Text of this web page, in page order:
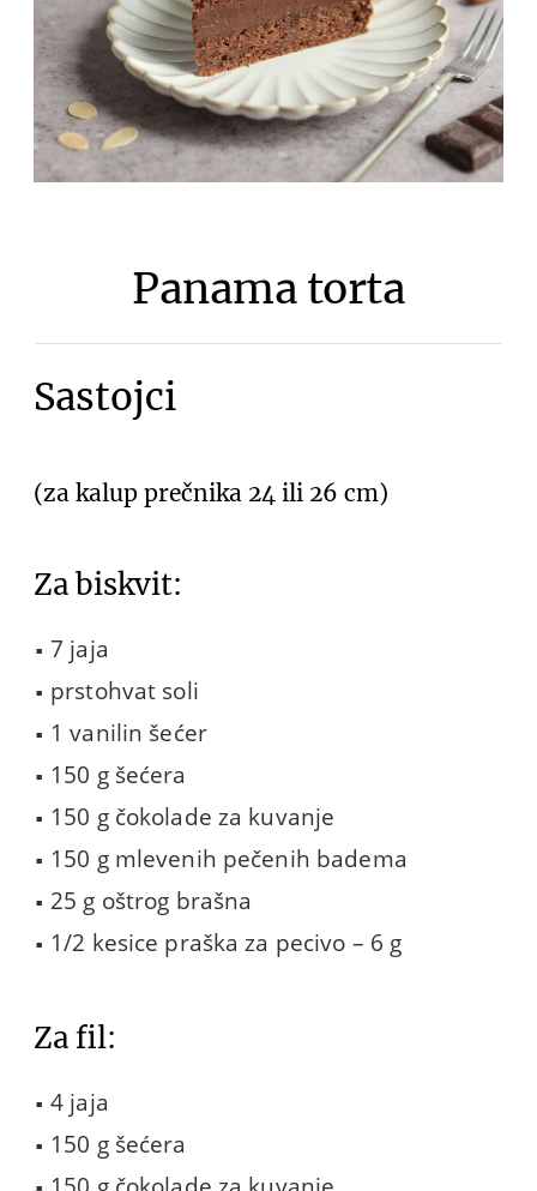
Panama torta
Sastojci
(za kalup prečnika 24 ili 26 cm)
Za biskvit:
7 jaja
prstohvat soli
1 vanilin šećer
150 g šećera
150 g čokolade za kuvanje
150 g mlevenih pečenih badema
25 g oštrog brašna
1/2 kesice praška za pecivo – 6 g
Za fil:
4 jaja
150 g šećera